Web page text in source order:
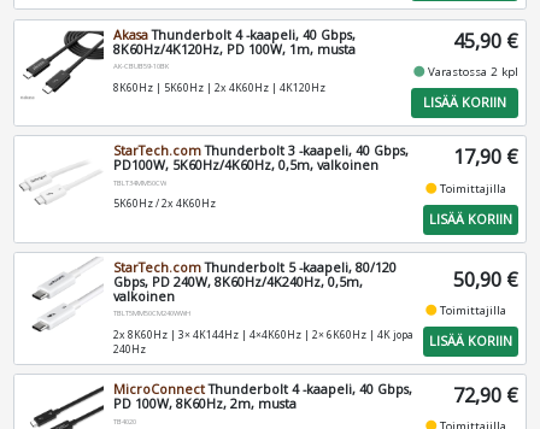
AkasaThunderbolt 4 -kaapeli, 40 Gbps,
8K60Hz/4K120Hz, PD 100W, 1m, musta
AK-CBUB59-10BK
8K60Hz | 5K60Hz | 2x 4K60Hz | 4K120Hz
45,90 €
fiber_manual_recordVarastossa 2 kpl
LISÄÄ KORIIN
StarTech.comThunderbolt 3 -kaapeli, 40 Gbps,
PD100W, 5K60Hz/4K60Hz, 0,5m, valkoinen
TBLT34MM50CW
5K60Hz / 2x 4K60Hz
17,90 €
fiber_manual_recordToimittajilla
LISÄÄ KORIIN
StarTech.comThunderbolt 5 -kaapeli, 80/120
Gbps, PD 240W, 8K60Hz/4K240Hz, 0,5m,
valkoinen
TBLT5MM50CM240WWH
2x 8K60Hz | 3× 4K144Hz | 4×4K60Hz | 2× 6K60Hz | 4K jopa
240Hz
50,90 €
fiber_manual_recordToimittajilla
LISÄÄ KORIIN
MicroConnectThunderbolt 4 -kaapeli, 40 Gbps,
PD 100W, 8K60Hz, 2m, musta
TB4020
72,90 €